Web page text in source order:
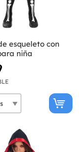
esqueleto con
niña